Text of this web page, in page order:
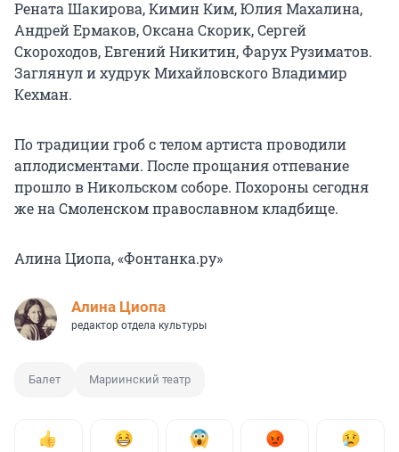
Рената Шакирова, Кимин Ким, Юлия Махалина,
Андрей Ермаков, Оксана Скорик, Сергей
Скороходов, Евгений Никитин, Фарух Рузиматов.
Заглянул и худрук Михайловского Владимир
Кехман.
По традиции гроб с телом артиста проводили
аплодисментами. После прощания отпевание
прошло в Никольском соборе. Похороны сегодня
же на Смоленском православном кладбище.
Алина Циопа, «Фонтанка.ру»
Алина Циопа
редактор отдела культуры
Балет Мариинский театр